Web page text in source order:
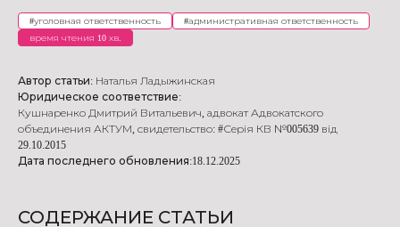
#уголовная ответственность #административная ответственность
время чтения 10 хв.
Автор статьи: Наталья Ладыжинская
Юридическое соответствие:
Кушнаренко Дмитрий Витальевич, адвокат Адвокатского
объединения АКТУМ, свидетельство: #Серія КВ №005639 від
29.10.2015
Дата последнего обновления:18.12.2025
СОДЕРЖАНИЕ СТАТЬИ